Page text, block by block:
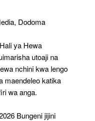
Hewa,
Viwanja
Ndege
Mpanda,
Vyanufaika
Dodoma
ya Hewa
utoaji na
nchini kwa lengo
maendeleo katika
wa anga.
Bungeni jijini